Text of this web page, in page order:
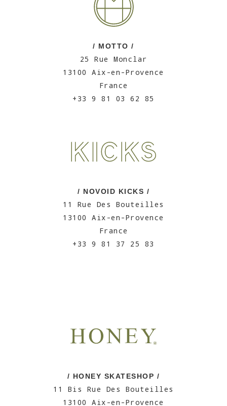
/ MOTTO /
25 Rue Monclar
13100 Aix-en-Provence
France
+33 9 81 03 62 85
/ NOVOID KICKS /
11 Rue Des Bouteilles
13100 Aix-en-Provence
France
+33 9 81 37 25 83
/ HONEY SKATESHOP /
11 Bis Rue Des Bouteilles
13100 Aix-en-Provence